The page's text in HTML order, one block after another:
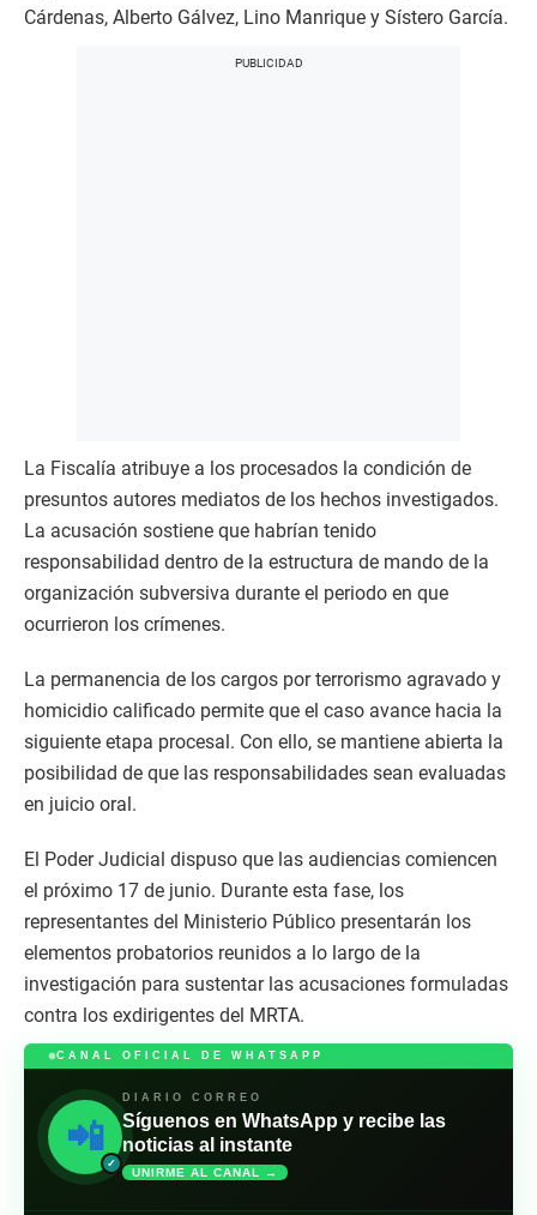
Cárdenas, Alberto Gálvez, Lino Manrique y Sístero García.
La Fiscalía atribuye a los procesados la condición de
presuntos autores mediatos de los hechos investigados.
La acusación sostiene que habrían tenido
responsabilidad dentro de la estructura de mando de la
organización subversiva durante el periodo en que
ocurrieron los crímenes.
La permanencia de los cargos por terrorismo agravado y
homicidio calificado permite que el caso avance hacia la
siguiente etapa procesal. Con ello, se mantiene abierta la
posibilidad de que las responsabilidades sean evaluadas
en juicio oral.
El Poder Judicial dispuso que las audiencias comiencen
el próximo 17 de junio. Durante esta fase, los
representantes del Ministerio Público presentarán los
elementos probatorios reunidos a lo largo de la
investigación para sustentar las acusaciones formuladas
contra los exdirigentes del MRTA.
CANAL OFICIAL DE WHATSAPP
📲
✓
DIARIO CORREO
Síguenos en WhatsApp y recibe las
noticias al instante
UNIRME AL CANAL →